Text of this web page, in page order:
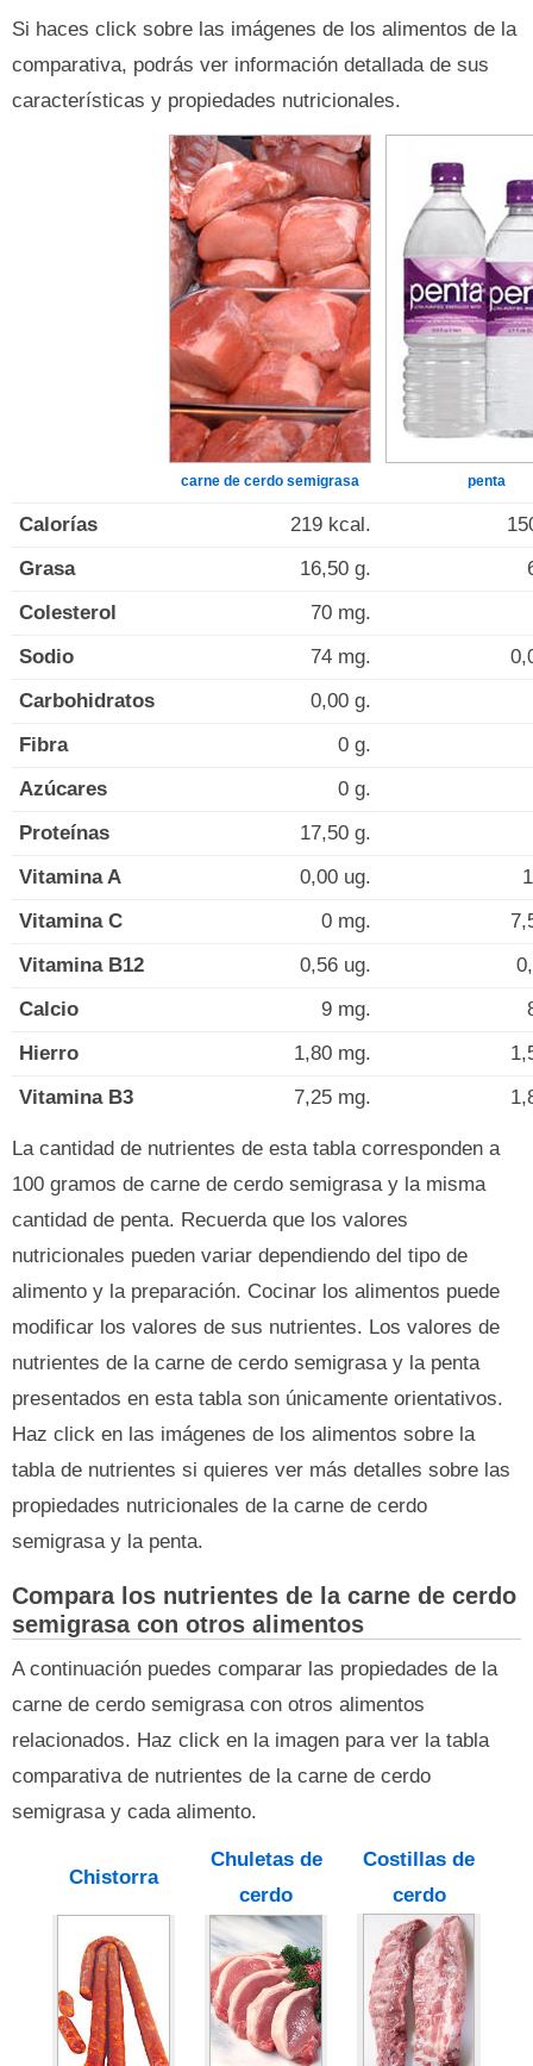
Si haces click sobre las imágenes de los alimentos de la
comparativa, podrás ver información detallada de sus
características y propiedades nutricionales.
carne de cerdo semigrasa penta
Calorías 219 kcal.
Grasa
16,50 g.
Colesterol
70 mg.
Sodio
74 mg.
Carbohidratos
0,00 g.
Fibra
0 g.
Azúcares
0 g.
Proteínas
17,50 g.
Vitamina A
0,00 ug.
Vitamina C
0 mg.
Vitamina B12
0,56 ug.
Calcio
9 mg.
Hierro
1,80 mg.
Vitamina B3
7,25 mg.
La cantidad de nutrientes de esta tabla corresponden a
100 gramos de carne de cerdo semigrasa y la misma
cantidad de penta. Recuerda que los valores
nutricionales pueden variar dependiendo del tipo de
alimento y la preparación. Cocinar los alimentos puede
modificar los valores de sus nutrientes. Los valores de
nutrientes de la carne de cerdo semigrasa y la penta
presentados en esta tabla son únicamente orientativos.
Haz click en las imágenes de los alimentos sobre la
tabla de nutrientes si quieres ver más detalles sobre las
propiedades nutricionales de la carne de cerdo
semigrasa y la penta.
Compara los nutrientes de la carne de cerdo
semigrasa con otros alimentos
A continuación puedes comparar las propiedades de la
carne de cerdo semigrasa con otros alimentos
relacionados. Haz click en la imagen para ver la tabla
comparativa de nutrientes de la carne de cerdo
semigrasa y cada alimento.
Chistorra
Chuletas de
cerdo
Costillas de
cerdo